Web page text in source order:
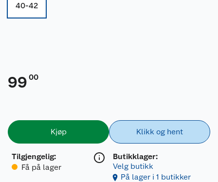
40-42
99 00
Kjøp
Tilgjengelig:
Få på lager
Klikk og hent
Butikklager:
Velg butikk
På lager i 1 butikker